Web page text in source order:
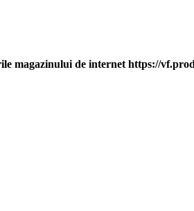
magazinului de internet https://